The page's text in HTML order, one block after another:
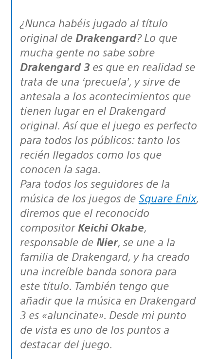
¿Nunca habéis jugado al título
original de Drakengard? Lo que
mucha gente no sabe sobre
Drakengard 3es que en realidad se
trata de una ‘precuela’, y sirve de
antesala a los acontecimientos que
tienen lugar en el Drakengard
original. Así que el juego es perfecto
para todos los públicos: tanto los
recién llegados como los que
conocen la saga.
Para todos los seguidores de la
música de los juegos de Square Enix,
diremos que el reconocido
compositor Keichi Okabe,
responsable de Nier, se une a la
familia de Drakengard, y ha creado
una increíble banda sonora para
este título. También tengo que
añadir que la música en Drakengard
3 es «aluncinate». Desde mi punto
de vista es uno de los puntos a
destacar del juego.